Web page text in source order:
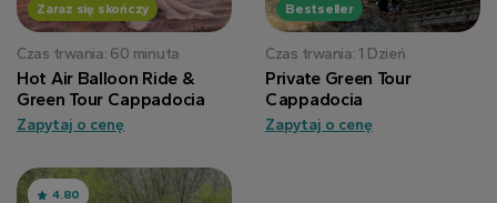
Zaraz się skończy
Czas trwania: 60 minuta
Hot Air Balloon Ride &
Green Tour Cappadocia
Zapytaj o cenę
Bestseller
Czas trwania: 1 Dzień
Private Green Tour
Cappadocia
Zapytaj o cenę
4.80